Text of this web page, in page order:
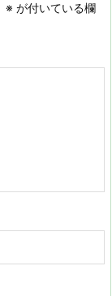
※ が付いている欄